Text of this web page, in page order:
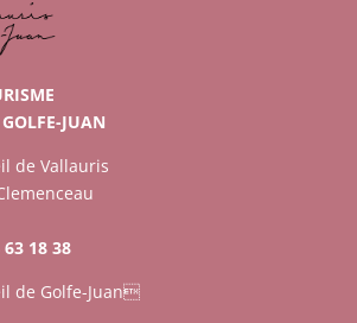
JUAN
de Vallauris
18 38
de Golfe-Juan